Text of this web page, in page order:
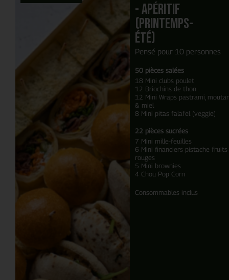
- Apéritif
(Printemps-
Été)
Pensé pour 10 personnes
50 pièces salées
18 Mini clubs poulet
12 Briochins de thon
12 Mini Wraps pastrami,
& miel
8 Mini pitas falafel (veggie)
22 pièces sucrées
7 Mini mille-feuilles
6 Mini financiers pistache fruits
rouges
5 Mini brownies
4 Chou Pop Corn
Consommables inclus